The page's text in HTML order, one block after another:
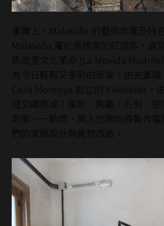
事實上，Malasaña 的藝術氛圍及特
Malasaña 屬於馬德里的紅燈區，直
馬德里文化革命 (La Movida
為今日輕鬆又多彩的形象。由夫妻
Celia Montoya 創立的 Kikekeller，
涯交織而成：電影、陶藝、石刻、
刺激一一點燃，兩人也開始將製作
們的家飾設計與舊物改造。